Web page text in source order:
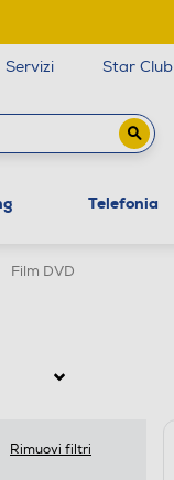
Servizi Star Club
Telefonia
Film DVD
Rimuovi filtri